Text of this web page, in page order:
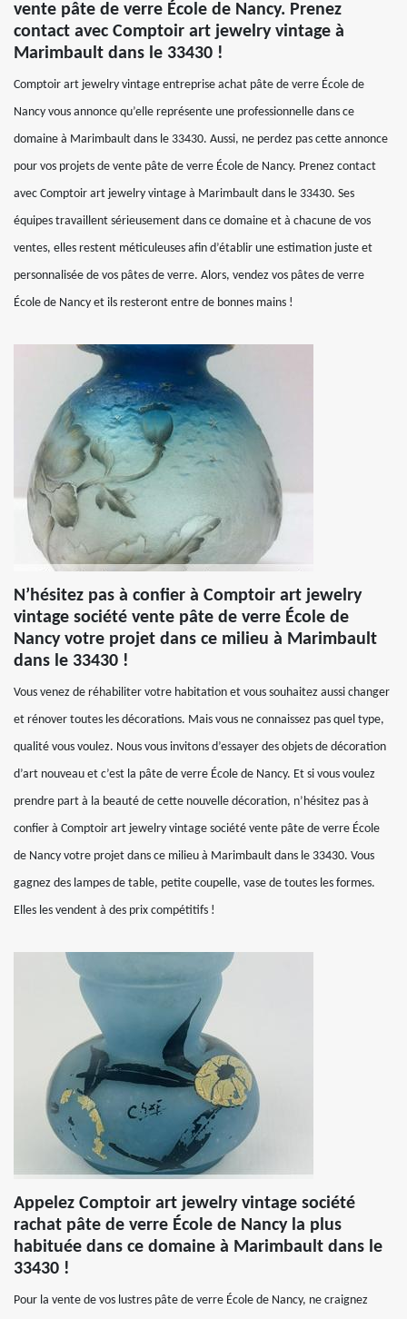
vente pâte de verre École de Nancy. Prenez
contact avec Comptoir art jewelry vintage à
Marimbault dans le 33430 !
Comptoir art jewelry vintage entreprise achat pâte de verre École de
Nancy vous annonce qu’elle représente une professionnelle dans ce
domaine à Marimbault dans le 33430. Aussi, ne perdez pas cette annonce
pour vos projets de vente pâte de verre École de Nancy. Prenez contact
avec Comptoir art jewelry vintage à Marimbault dans le 33430. Ses
équipes travaillent sérieusement dans ce domaine et à chacune de vos
ventes, elles restent méticuleuses afin d’établir une estimation juste et
personnalisée de vos pâtes de verre. Alors, vendez vos pâtes de verre
École de Nancy et ils resteront entre de bonnes mains !
N’hésitez pas à confier à Comptoir art jewelry
vintage société vente pâte de verre École de
Nancy votre projet dans ce milieu à Marimbault
dans le 33430 !
Vous venez de réhabiliter votre habitation et vous souhaitez aussi changer
et rénover toutes les décorations. Mais vous ne connaissez pas quel type,
qualité vous voulez. Nous vous invitons d’essayer des objets de décoration
d’art nouveau et c’est la pâte de verre École de Nancy. Et si vous voulez
prendre part à la beauté de cette nouvelle décoration, n’hésitez pas à
confier à Comptoir art jewelry vintage société vente pâte de verre École
de Nancy votre projet dans ce milieu à Marimbault dans le 33430. Vous
gagnez des lampes de table, petite coupelle, vase de toutes les formes.
Elles les vendent à des prix compétitifs !
Appelez Comptoir art jewelry vintage société
rachat pâte de verre École de Nancy la plus
habituée dans ce domaine à Marimbault dans le
33430 !
Pour la vente de vos lustres pâte de verre École de Nancy, ne craignez